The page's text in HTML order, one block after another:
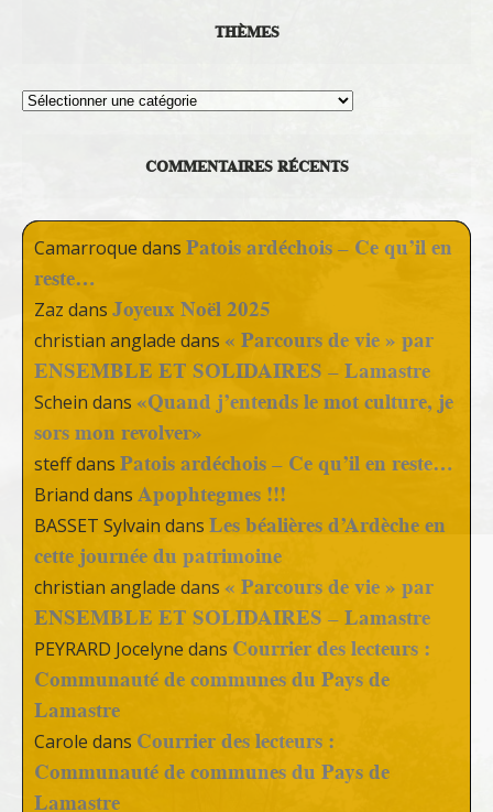
THÈMES
Thèmes
COMMENTAIRES RÉCENTS
Camarroque dans Patois ardéchois – Ce qu’il en
reste…
Zaz dans Joyeux Noël 2025
christian anglade dans « Parcours de vie » par
ENSEMBLE ET SOLIDAIRES – Lamastre
Schein dans «Quand j’entends le mot culture, je
sors mon revolver»
steffdans Patois ardéchois – Ce qu’il en reste…
Briand dans Apophtegmes !!!
BASSET Sylvain dans Les béalières d’Ardèche en
cette journée du patrimoine
christian anglade dans « Parcours de vie » par
ENSEMBLE ET SOLIDAIRES – Lamastre
PEYRARD Jocelyne dans Courrier des lecteurs :
Communauté de communes du Pays de
Lamastre
Carole dans Courrier des lecteurs :
Communauté de communes du Pays de
Lamastre